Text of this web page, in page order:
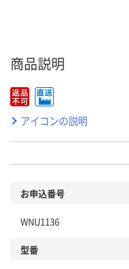
商品説明
アイコンの説明
お申込番号
WNU1136
型番